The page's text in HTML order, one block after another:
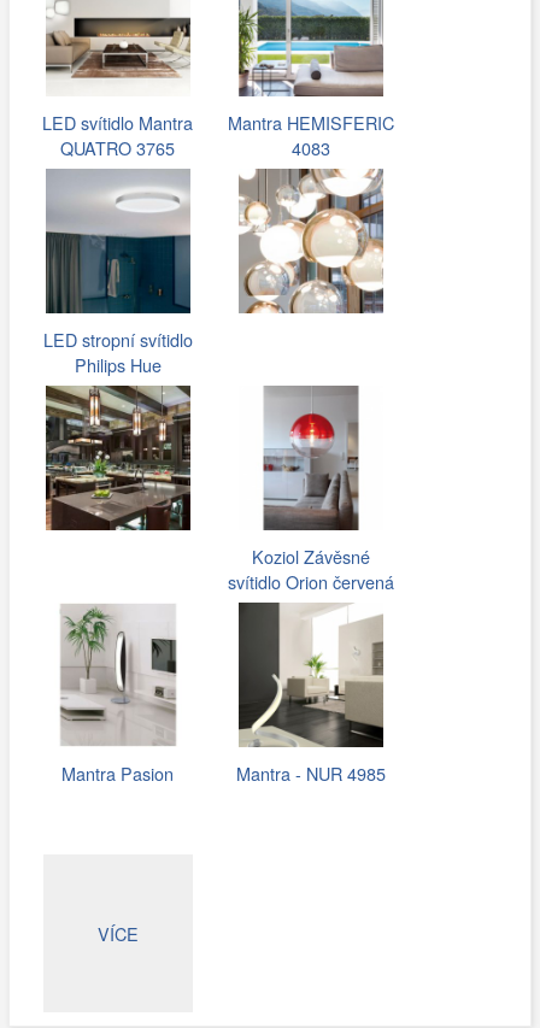
LED svítidlo Mantra
QUATRO 3765
Mantra HEMISFERIC
4083
LED stropní svítidlo
Philips Hue
Koziol Závěsné
svítidlo Orion červená
Mantra Pasion Mantra - NUR 4985
VÍCE